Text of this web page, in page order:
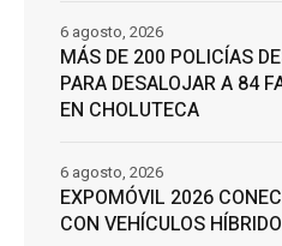
MÁS DE 200 POLICÍAS
PARA DESALOJAR A 84
EN CHOLUTECA
6 agosto, 2026
EXPOMÓVIL 2026
CON VEHÍCULOS
6 agosto, 2026